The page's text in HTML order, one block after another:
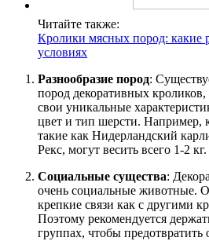
Читайте также:
Кролики мясных пород: какие
условиях
Разнообразие пород:
пород декоративных
свои уникальные
цвет и тип шерсти. Например,
такие как Нидерландский
Рекс, могут весить всего 1-2 кг.
Социальные существа:
очень социальные животные.
крепкие связи как с другими
Поэтому рекомендуется
группах, чтобы предотвратить